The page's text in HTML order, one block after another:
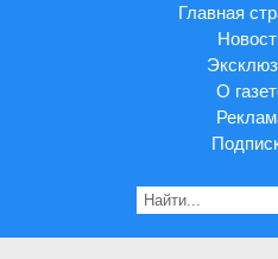
Главная
О